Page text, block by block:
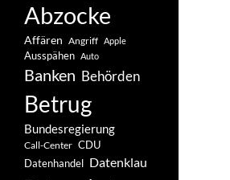
Abzocke
Affären Angriff Apple
Ausspähen Auto
Banken Behörden
Betrug
Bundesregierung
Call-Center CDU
Datenhandel Datenklau